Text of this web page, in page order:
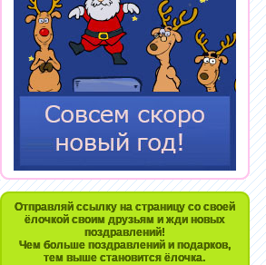
Отправляй ссылку на страницу со своей
ёлочкой своим друзьям и жди новых
поздравлений!
Чем больше поздравлений и подарков,
тем выше становится ёлочка.